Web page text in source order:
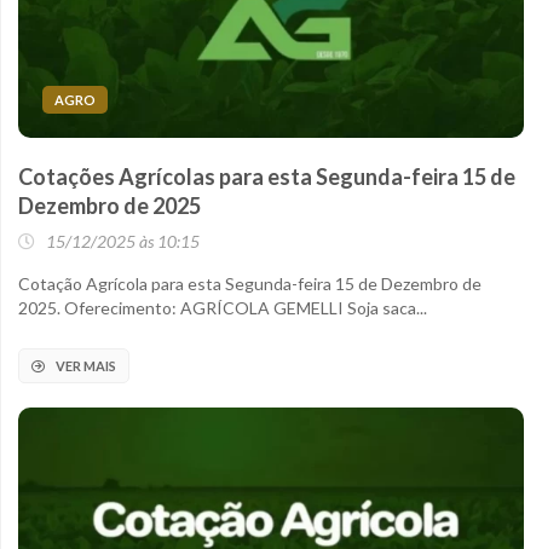
AGRO
Cotações Agrícolas para esta Segunda-feira 15 de
Dezembro de 2025
15/12/2025 às 10:15
Cotação Agrícola para esta Segunda-feira 15 de Dezembro de
2025. Oferecimento: AGRÍCOLA GEMELLI Soja saca...
VER MAIS